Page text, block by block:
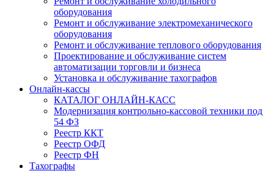
оборудования
Ремонт и обслуживание электромеханического
оборудования
Ремонт и обслуживание теплового оборудования
Проектирование и обслуживание систем
автоматизации торговли и бизнеса
Установка и обслуживание тахографов
Онлайн-кассы
КАТАЛОГ ОНЛАЙН-КАСС
Модернизация контрольно-кассовой техники под
54 ФЗ
Реестр ККТ
Реестр ОФД
Реестр ФН
Тахографы